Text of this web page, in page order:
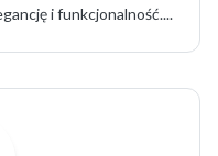
i funkcjonalność....